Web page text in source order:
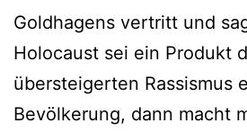
Goldhagens vertritt und
Holocaust sei ein Produkt
übersteigerten Rassismus
Bevölkerung, dann macht